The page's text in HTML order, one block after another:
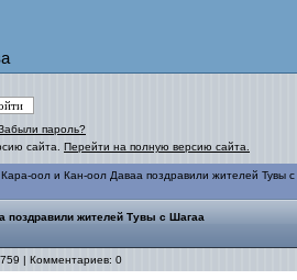
пароль?
сайта. Перейти на полную версию сайта.
оол и Кан-оол Даваа поздравили жителей Тувы с
поздравили жителей Тувы с Шагаа
| Комментариев: 0